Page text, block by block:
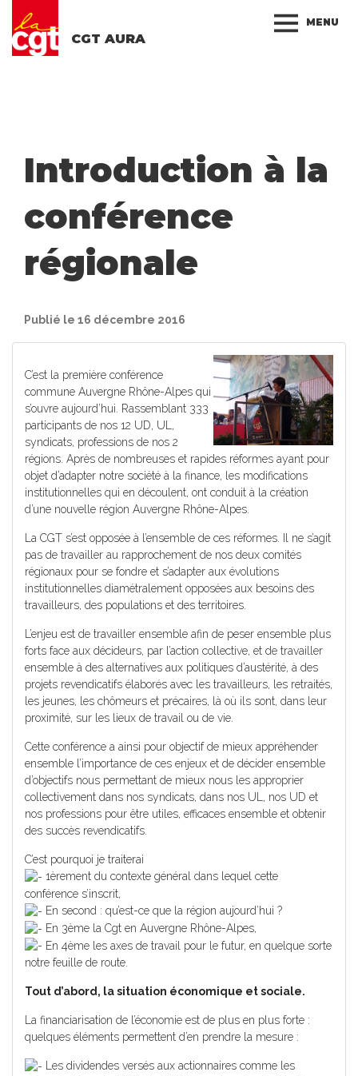
CGT AURA
MENU
Introduction à la
conférence
régionale
Publié le 16 décembre 2016
C’est la première conférence
commune Auvergne Rhône-Alpes qui
s’ouvre aujourd’hui. Rassemblant 333
participants de nos 12 UD, UL,
syndicats, professions de nos 2
régions. Après de nombreuses et rapides réformes ayant pour
objet d’adapter notre société à la finance, les modifications
institutionnelles qui en découlent, ont conduit à la création
d’une nouvelle région Auvergne Rhône-Alpes.
La CGT s’est opposée à l’ensemble de ces réformes. Il ne s’agit
pas de travailler au rapprochement de nos deux comités
régionaux pour se fondre et s’adapter aux évolutions
institutionnelles diamétralement opposées aux besoins des
travailleurs, des populations et des territoires.
L’enjeu est de travailler ensemble afin de peser ensemble plus
forts face aux décideurs, par l’action collective, et de travailler
ensemble à des alternatives aux politiques d’austérité, à des
projets revendicatifs élaborés avec les travailleurs, les retraités,
les jeunes, les chômeurs et précaires, là où ils sont, dans leur
proximité, sur les lieux de travail ou de vie.
Cette conférence a ainsi pour objectif de mieux appréhender
ensemble l’importance de ces enjeux et de décider ensemble
d’objectifs nous permettant de mieux nous les approprier
collectivement dans nos syndicats, dans nos UL, nos UD et
nos professions pour être utiles, efficaces ensemble et obtenir
des succès revendicatifs.
C’est pourquoi je traiterai
1èrement du contexte général dans lequel cette
conférence s’inscrit,
En second : qu’est-ce que la région aujourd’hui ?
En 3ème la Cgt en Auvergne Rhône-Alpes,
En 4ème les axes de travail pour le futur, en quelque sorte
notre feuille de route.
Tout d’abord, la situation économique et sociale.
La financiarisation de l’économie est de plus en plus forte :
quelques éléments permettent d’en prendre la mesure :
Les dividendes versés aux actionnaires comme les